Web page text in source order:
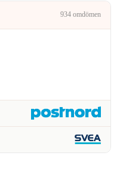
934 omdömen